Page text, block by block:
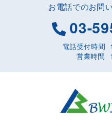
お電話でのお問
03-
電話受付時間
営業時間